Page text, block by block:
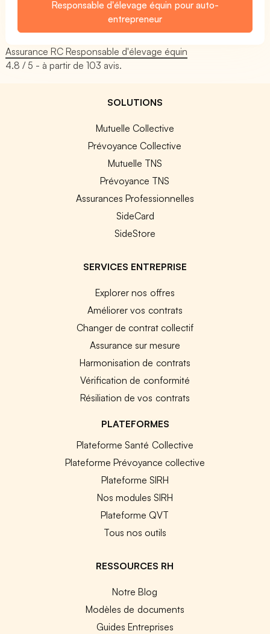
Responsable d'élevage équin pour auto-
entrepreneur
Assurance RC Responsable d'élevage équin
4.8 / 5 - à partir de103 avis.
SOLUTIONS
Mutuelle Collective
Prévoyance Collective
Mutuelle TNS
Prévoyance TNS
Assurances Professionnelles
SideCard
SideStore
SERVICES ENTREPRISE
Explorer nos offres
Améliorer vos contrats
Changer de contrat collectif
Assurance sur mesure
Harmonisation de contrats
Vérification de conformité
Résiliation de vos contrats
PLATEFORMES
Plateforme Santé Collective
Plateforme Prévoyance collective
Plateforme SIRH
Nos modules SIRH
Plateforme QVT
Tous nos outils
RESSOURCES RH
Notre Blog
Modèles de documents
Guides Entreprises